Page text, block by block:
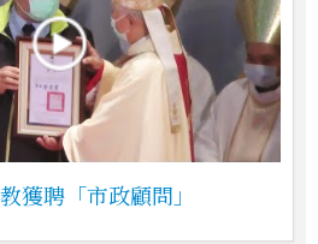
獲聘「市政顧問」